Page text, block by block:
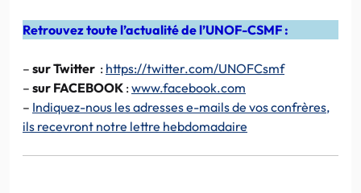
Retrouvez toute l’actualité de l’UNOF-CSMF :
– sur Twitter : https://twitter.com/UNOFCsmf
– sur FACEBOOK :www.facebook.com
– Indiquez-nous les adresses e-mails de vos confrères,
ils recevront notre lettre hebdomadaire